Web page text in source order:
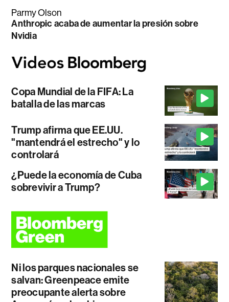
Parmy Olson
Anthropic acaba de aumentar la presión sobre
Nvidia
Copa Mundial de la FIFA: La
batalla de las marcas
Trump afirma que EE.UU.
"mantendrá el estrecho" y lo
controlará
¿Puede la economía de Cuba
sobrevivir a Trump?
Ni los parques nacionales se
salvan: Greenpeace emite
preocupante alerta sobre